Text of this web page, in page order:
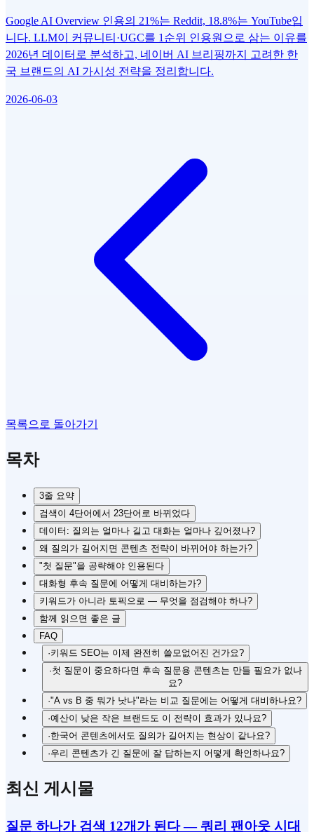
Google AI Overview 인용의 21%는 Reddit, 18.8%는 YouTube입
니다. LLM이 커뮤니티·UGC를 1순위 인용원으로 삼는 이유를
2026년 데이터로 분석하고, 네이버 AI 브리핑까지 고려한 한
국 브랜드의 AI 가시성 전략을 정리합니다.
2026-06-03
목록으로 돌아가기
목차
3줄 요약
검색이 4단어에서 23단어로 바뀌었다
데이터: 질의는 얼마나 길고 대화는 얼마나 깊어졌나?
왜 질의가 길어지면 콘텐츠 전략이 바뀌어야 하는가?
"첫 질문"을 공략해야 인용된다
대화형 후속 질문에 어떻게 대비하는가?
키워드가 아니라 토픽으로 — 무엇을 점검해야 하나?
함께 읽으면 좋은 글
FAQ
·키워드 SEO는 이제 완전히 쓸모없어진 건가요?
·첫 질문이 중요하다면 후속 질문용 콘텐츠는 만들 필요가 없나
요?
·"A vs B 중 뭐가 낫나"라는 비교 질문에는 어떻게 대비하나요?
·예산이 낮은 작은 브랜드도 이 전략이 효과가 있나요?
·한국어 콘텐츠에서도 질의가 길어지는 현상이 같나요?
·우리 콘텐츠가 긴 질문에 잘 답하는지 어떻게 확인하나요?
최신 게시물
질문 하나가 검색 12개가 된다 — 쿼리 팬아웃 시대